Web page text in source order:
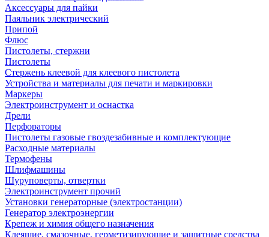
Аксессуары для пайки
Паяльник электрический
Припой
Флюс
Пистолеты, стержни
Пистолеты
Стержень клеевой для клеевого пистолета
Устройства и материалы для печати и маркировки
Маркеры
Электроинструмент и оснастка
Дрели
Перфораторы
Пистолеты газовые гвоздезабивные и комплектующие
Расходные материалы
Термофены
Шлифмашины
Шуруповерты, отвертки
Электроинструмент прочий
Установки генераторные (электростанции)
Генератор электроэнергии
Крепеж и химия общего назначения
Клеящие, смазочные, герметизирующие и защитные средства